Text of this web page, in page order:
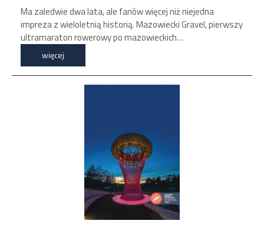
Ma zaledwie dwa lata, ale fanów więcej niż niejedna
impreza z wieloletnią historią. Mazowiecki Gravel, pierwszy
ultramaraton rowerowy po mazowieckich…
więcej